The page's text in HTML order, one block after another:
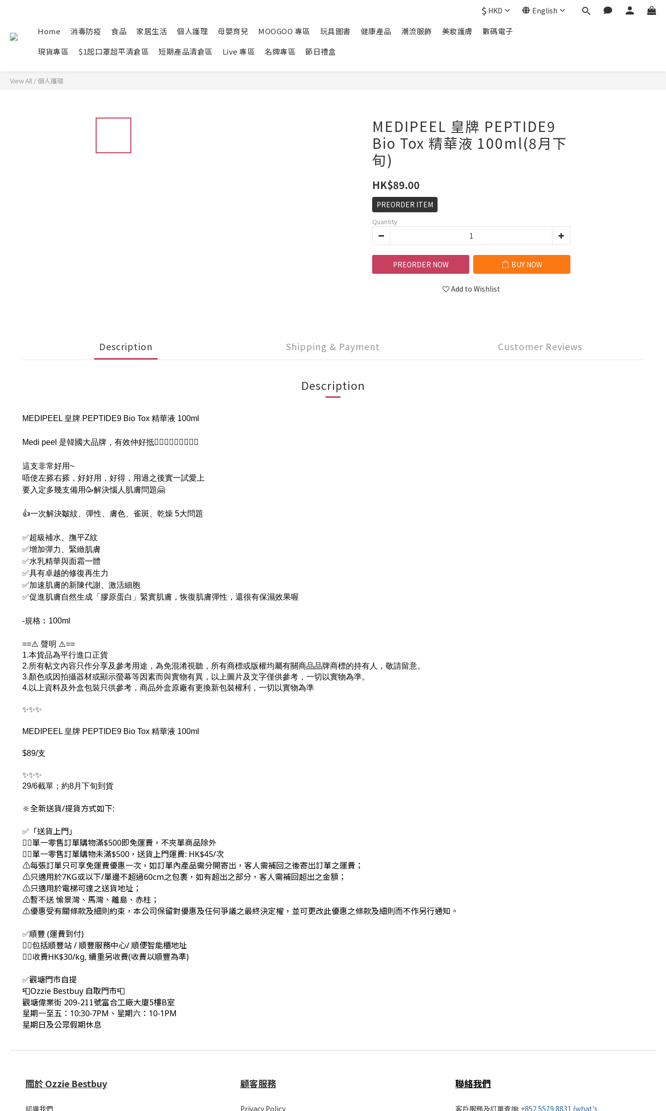
$ HKD English
Home 消毒防疫 食品 家居生活 個人護理 母嬰育兒 MOOGOO 專區 玩具圖書 健康產品 潮流服飾 美妝護膚
數碼電子
現貨專區
$1起口罩超平清倉區 短期產品清倉區 Live 專區 名牌專區 節日禮盒
View All /個人護理
MEDIPEEL 皇牌 PEPTIDE9
Bio Tox 精華液 100ml(8月下
旬)
HK$89.00
PREORDER ITEM
Quantity
PREORDER NOW BUY NOW
Add to Wishlist
Description Shipping & Payment Customer Reviews
Description
MEDIPEEL 皇牌 PEPTIDE9 Bio Tox 精華液 100ml
Medi peel 是韓國大品牌，有效仲好抵🙋🏻‍♀🙋🏻‍♀🙋🏻‍♀
這支非常好用~
唔使左搽右搽，好好用，好得，用過之後實一試愛上
要入定多幾支備用🥳解決惱人肌膚問題🤗
👍一次解決皺紋、彈性、膚色、雀斑、乾燥 5大問題
✅超級補水、撫平Z紋
✅增加彈力、緊緻肌膚
✅水乳精華與面霜一體
✅具有卓越的修復再生力
✅加速肌膚的新陳代謝、激活細胞
✅促進肌膚自然生成「膠原蛋白」緊實肌膚，恢復肌膚彈性，還很有保濕效果喔
-規格︰100ml
==⚠️ 聲明 ⚠️==
1.本貨品為平行進口正貨
2.所有帖文內容只作分享及參考用途，為免混淆視聽，所有商標或版權均屬有關商品品牌商標的持有人，敬請留意。
3.顏色或因拍攝器材或顯示螢幕等因素而與實物有異，以上圖片及文字僅供參考，一切以實物為準。
4.以上資料及外盒包裝只供參考，商品外盒原廠有更換新包裝權利，一切以實物為準
✨✨✨
MEDIPEEL 皇牌 PEPTIDE9 Bio Tox 精華液 100ml
$89/支
✨✨✨
29/6截單；約8月下旬到貨
🔆全新送貨/提貨方式如下:
✅「送貨上門」
👉🏻單一零售訂單購物滿$500即免運費，不夾單商品除外
👉🏻單一零售訂單購物未滿$500，送貨上門運費: HK$45/次
⚠每張訂單只可享免運費優惠一次，如訂單內產品需分開寄出，客人需補回之後寄出訂單之運費；
⚠只適用於7KG或以下/單邊不超過60cm之包裹，如有超出之部分，客人需補回超出之金額；
⚠只適用於電梯可達之送貨地址；
⚠暫不送 愉景灣、馬灣、離島、赤柱；
⚠優惠受有關條款及細則約束，本公司保留對優惠及任何爭議之最終決定權，並可更改此優惠之條款及細則而不作另行通知。
✅順豐 (運費到付)
👉🏻包括順豐站 / 順豐服務中心/ 順便智能櫃地址
👉🏻收費HK$30/kg, 續重另收費(收費以順豐為準)
✅觀塘門市自提
📮Ozzie Bestbuy 自取門市📮
觀塘偉業街 209-211號富合工廠大廈5樓B室
星期一至五：10:30-7PM、星期六：10-1PM
星期日及公眾假期休息
關於 Ozzie Bestbuy
認識我們
顧客服務
Privacy Policy
聯絡我們
客戶服務及訂單查詢: +852 5579 8831 (what's